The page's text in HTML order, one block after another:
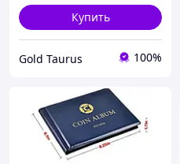
Купить
Gold Taurus 100%